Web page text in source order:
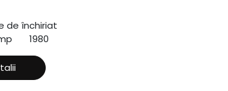
de închiriat
1980